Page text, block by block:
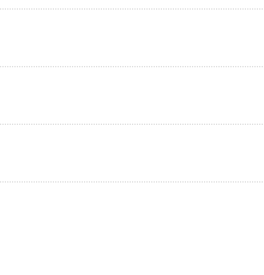
2 weken erop